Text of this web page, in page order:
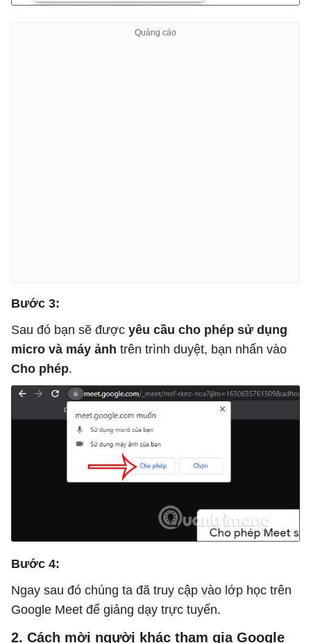
Bước 3:
Sau đó bạn sẽ được yêu cầu cho phép sử dụng
micro và máy ảnh trên trình duyệt, bạn nhấn vào
Cho phép.
Bước 4:
Ngay sau đó chúng ta đã truy cập vào lớp học trên
Google Meet để giảng dạy trực tuyến.
2. Cách mời người khác tham gia Google